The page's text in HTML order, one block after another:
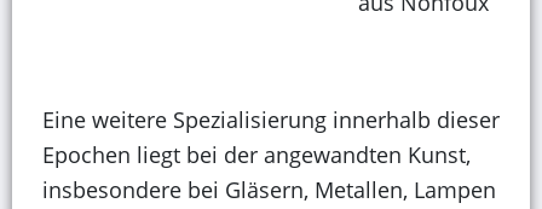
Eine weitere Spezialisierung innerhalb dieser
Epochen liegt bei der angewandten Kunst,
insbesondere bei Gläsern, Metallen, Lampen